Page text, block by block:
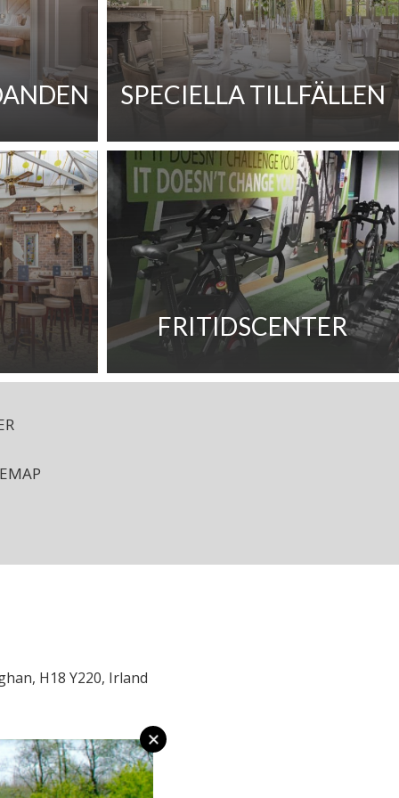
(Ontario) och Miramichi
SPECIELLA TILLFÄLLEN
FRITIDSCENTER
H18 Y220, Irland